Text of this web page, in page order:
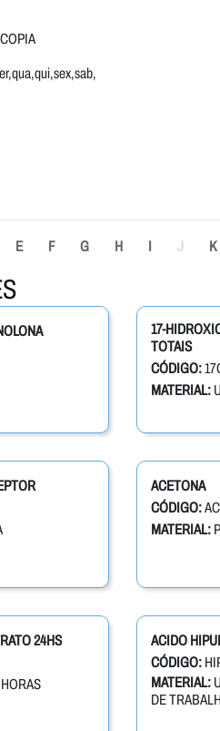
E F G H I J K
17-
TOTAIS
CÓDIGO:
MATERIAL:
ACETONA
CÓDIGO:
MATERIAL:
24HS
ACIDO
CÓDIGO:
MATERIAL:
DE